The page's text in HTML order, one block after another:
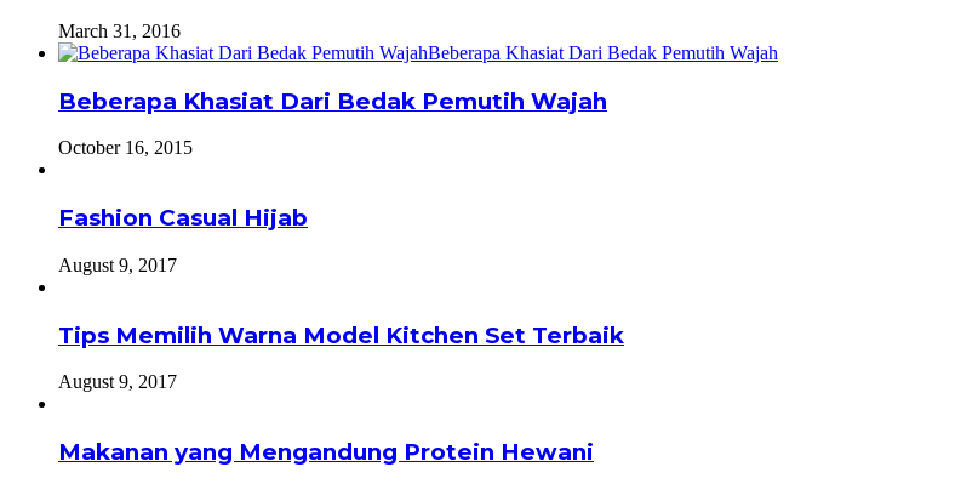
March 31, 2016
Beberapa Khasiat Dari Bedak Pemutih Wajah
October 16, 2015
Fashion Casual Hijab
August 9, 2017
Tips Memilih Warna Model Kitchen Set Terbaik
August 9, 2017
Makanan yang Mengandung Protein Hewani